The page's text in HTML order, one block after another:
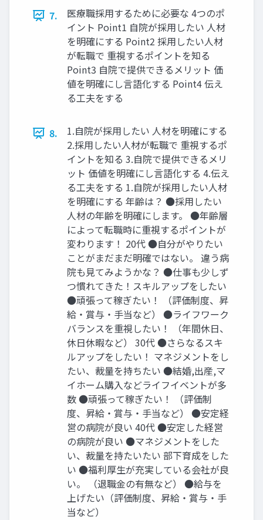
7.
医療職採用するために必要な 4つのポ
イント Point1 自院が採用したい 人材
を明確にする Point2 採用したい人材
が転職で 重視するポイントを知る
Point3 自院で提供できるメリット 価
値を明確にし言語化する Point4 伝え
る工夫をする
8.
1.自院が採用したい 人材を明確にする
2.採用したい人材が転職で 重視するポ
イントを知る 3.自院で提供できるメリ
ット 価値を明確にし言語化する 4.伝え
る工夫をする 1.自院が採用したい人材
を明確にする 年齢は？ ●採用したい
人材の年齢を明確にします。 ●年齢層
によって転職時に重視するポイントが
変わります！ 20代 ●自分がやりたい
ことがまだまだ明確ではない。 違う病
院も見てみようかな？ ●仕事も少しず
つ慣れてきた！スキルアップをしたい
●頑張って稼ぎたい！ （評価制度、昇
給・賞与・手当など） ●ライフワーク
バランスを重視したい！ （年間休日、
休日休暇など） 30代 ●さらなるスキ
ルアップをしたい！ マネジメントをし
たい、裁量を持ちたい ●結婚,出産,マ
イホーム購入などライフイベントが多
数 ●頑張って稼ぎたい！ （評価制
度、昇給・賞与・手当など） ●安定経
営の病院が良い 40代 ●安定した経営
の病院が良い ●マネジメントをした
い、裁量を持たいたい 部下育成をした
い ●福利厚生が充実している会社が良
い。 （退職金の有無など） ●給与を
上げたい（評価制度、昇給・賞与・手
当など）